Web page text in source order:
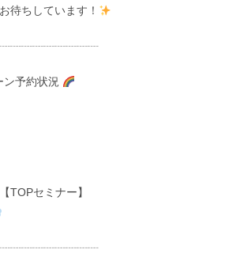
待ちしています！
ン予約状況
TOPセミナー】